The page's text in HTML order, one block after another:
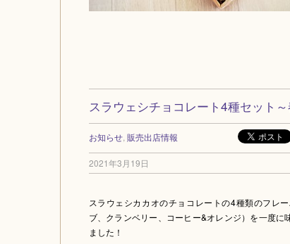
スラウェシチョコレート4種セット
お知らせ, 販売出店情報
2021年3月19日
スラウェシカカオのチョコレートの4種類のフレ
ブ、クランベリー、コーヒー&オレンジ）を一度に
ました！